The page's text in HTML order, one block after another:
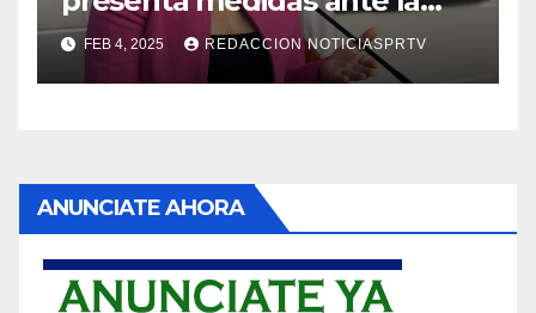
violencia en el noviazgo
FEB 4, 2025 REDACCION NOTICIASPRTV
ANUNCIATE AHORA